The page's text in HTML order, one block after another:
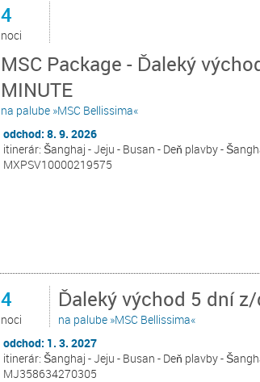
4
noci
MSC Package - Ďaleký
MINUTE
na palube »MSC Bellissima«
odchod: 8. 9. 2026
itinerár: Šanghaj - Jeju - Busan - Deň plavby -
MXPSV10000219575
4
noci
Ďaleký východ 5 dní
na palube »MSC Bellissima«
odchod: 1. 3. 2027
itinerár: Šanghaj - Jeju - Busan - Deň plavby -
MJ358634270305